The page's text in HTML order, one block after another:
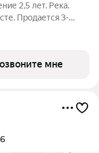
2,5 лет. Река.
Продается 3-
остеклением
- квартал-
мне